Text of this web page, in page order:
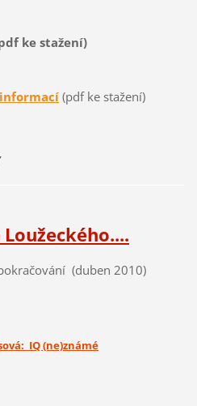
ke stažení)
(pdf ke stažení)
(duben 2010)
IQ (ne)známé